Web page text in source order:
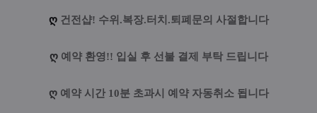
ღ 건전샵! 수위.복장.터치.퇴폐문의 사절합니다
ღ 예약 환영!! 입실 후 선불 결제 부탁 드립니다
ღ 예약 시간 10분 초과시 예약 자동취소 됩니다